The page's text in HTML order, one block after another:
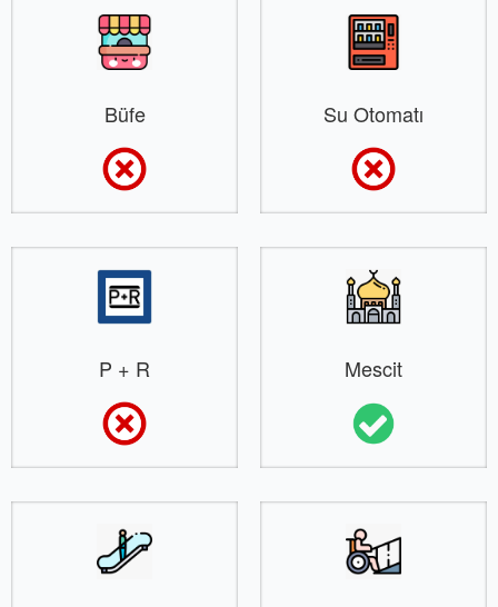
Büfe Su Otomatı
P + R Mescit